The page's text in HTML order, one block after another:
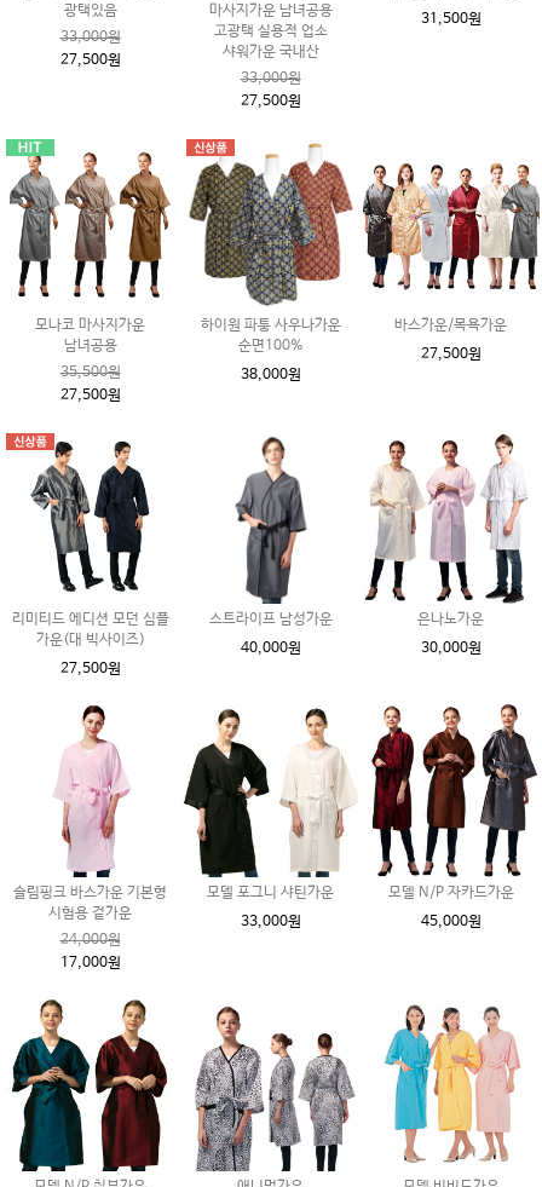
광택있음
33,000원
27,500원
마사지가운 남녀공용
고광택 실용적 업소
샤워가운 국내산
33,000원
27,500원
31,500원
모나코 마사지가운
남녀공용
35,500원
27,500원
하이원 파퉁 사우나가운
순면100%
38,000원
바스가운/목욕가운
27,500원
리미티드 에디션 모던 심플
가운(대 빅사이즈)
27,500원
스트라이프 남성가운
40,000원
은나노가운
30,000원
슬림핑크 바스가운 기본형
시험용 겉가운
24,000원
17,000원
모델 포그니 샤틴가운
33,000원
모델 N/P 자카드가운
45,000원